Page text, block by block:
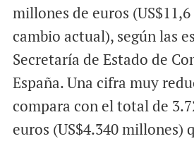
millones de euros
cambio actual), según las
Secretaría de Estado de
España. Una cifra muy
compara con el total de
euros (US$4.340 millones)